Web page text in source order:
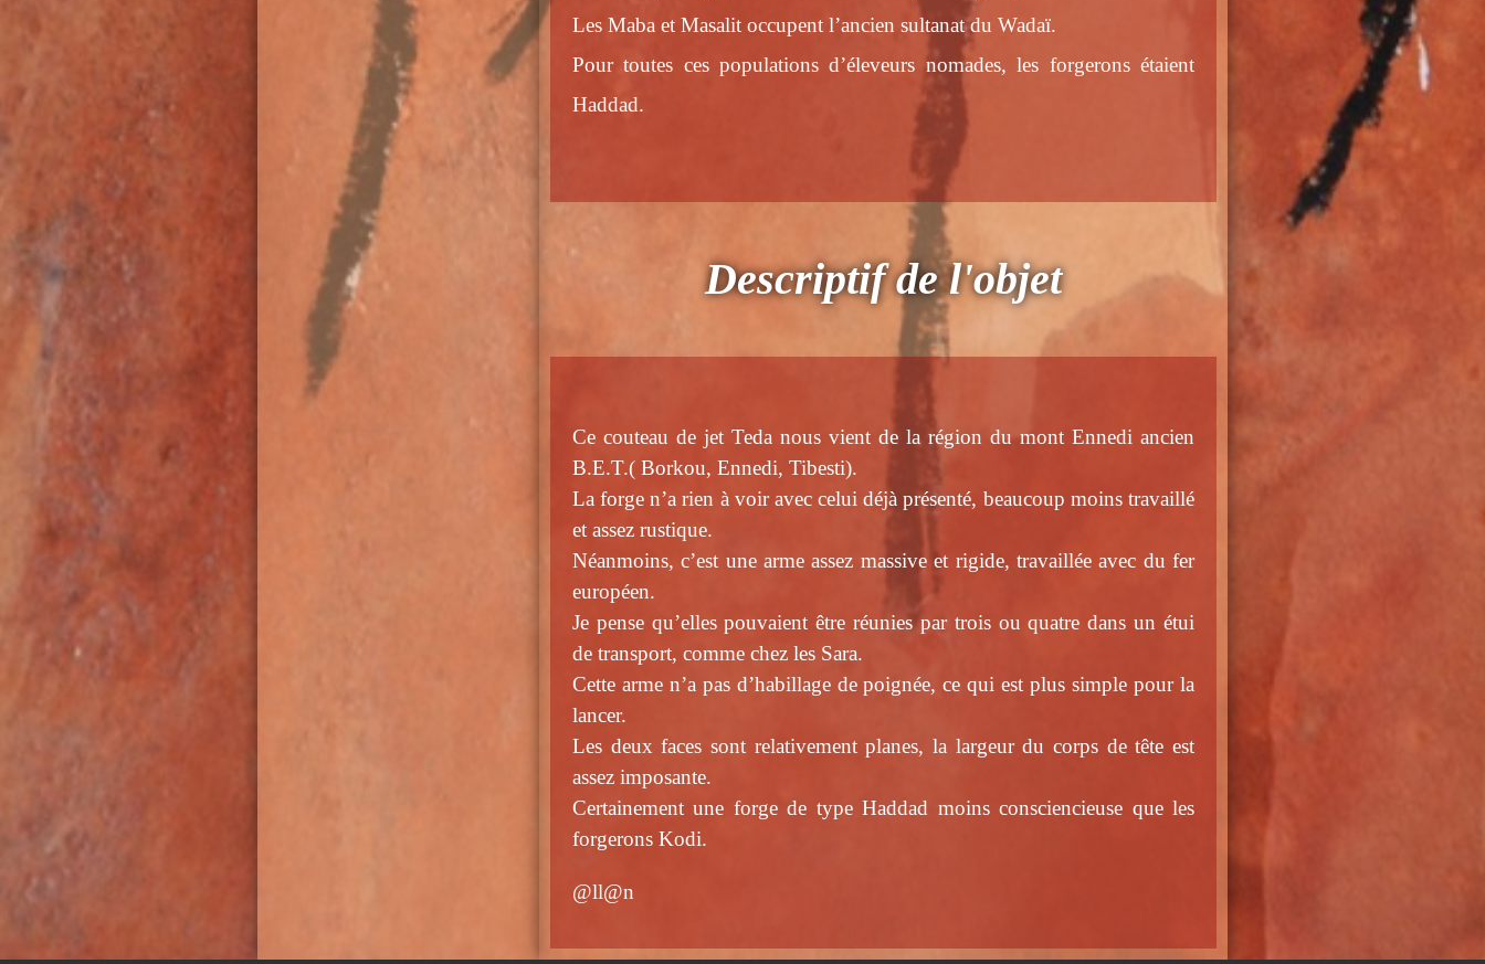
Les Maba et Masalit occupent l’ancien sultanat du Wadaï.
Pour toutes ces populations d’éleveurs nomades, les forgerons étaient
Haddad.
Descriptif de l'objet
Ce couteau de jet Teda nous vient de la région du mont Ennedi ancien
B.E.T.( Borkou, Ennedi, Tibesti).
La forge n’a rien à voir avec celui déjà présenté, beaucoup moins travaillé
et assez rustique.
Néanmoins, c’est une arme assez massive et rigide, travaillée avec du fer
européen.
Je pense qu’elles pouvaient être réunies par trois ou quatre dans un étui
de transport, comme chez les Sara.
Cette arme n’a pas d’habillage de poignée, ce qui est plus simple pour la
lancer.
Les deux faces sont relativement planes, la largeur du corps de tête est
assez imposante.
Certainement une forge de type Haddad moins consciencieuse que les
forgerons Kodi.
@ll@n